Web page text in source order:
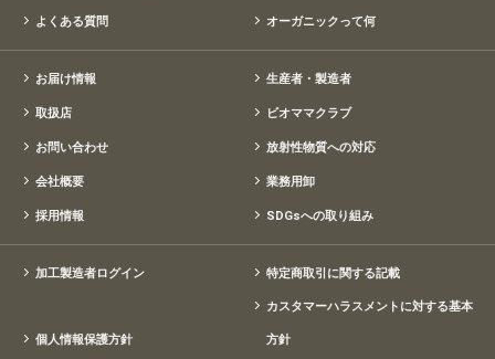
よくある質問 オーガニックって何
お届け情報 生産者・製造者
取扱店 ビオママクラブ
お問い合わせ 放射性物質への対応
会社概要 業務用卸
採用情報 SDGsへの取り組み
加工製造者ログイン 特定商取引に関する記載
個人情報保護方針
カスタマーハラスメントに対する基本
方針